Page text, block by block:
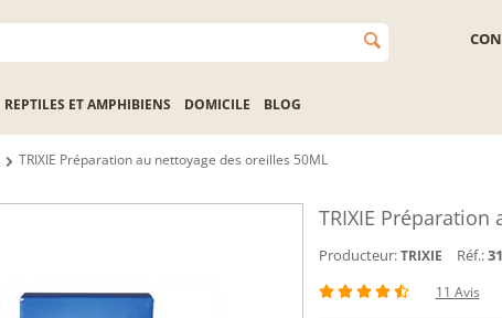
REPTILES ET AMPHIBIENS DOMICILE BLOG
TRIXIE Préparation au nettoyage des oreilles 50ML
TRIXIE
Producteur: TRIXIE Réf.:
11 Avis